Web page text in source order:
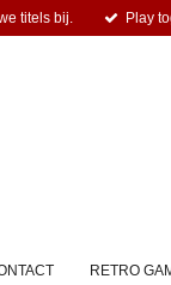
titels bij. Play
RETRO